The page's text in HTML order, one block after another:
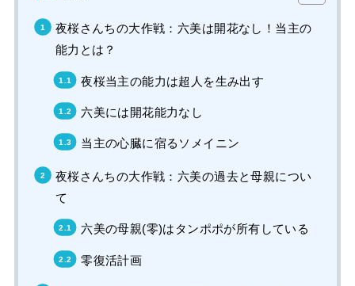
夜桜さんちの大作戦：六美は開花なし！当主の
能力とは？
夜桜当主の能力は超人を生み出す
六美には開花能力なし
当主の心臓に宿るソメイニン
夜桜さんちの大作戦：六美の過去と母親につい
て
六美の母親(零)はタンポポが所有している
零復活計画